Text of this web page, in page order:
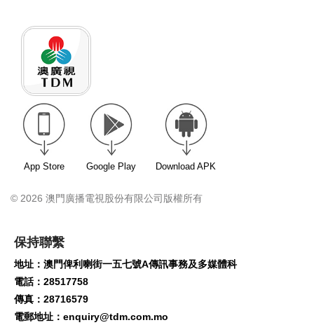
App Store Google Play Download APK
© 2026 澳門廣播電視股份有限公司版權所有
保持聯繫
地址：澳門俾利喇街一五七號A傳訊事務及多媒體科
電話：28517758
傳真：28716579
電郵地址： enquiry@tdm.com.mo